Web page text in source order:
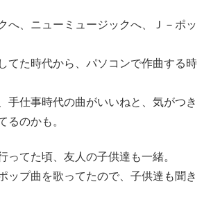
へ、ニューミュージックへ、Ｊ－ポッ
てた時代から、パソコンで作曲する時
手仕事時代の曲がいいねと、気がつき
るのかも。
ってた頃、友人の子供達も一緒。
ップ曲を歌ってたので、子供達も聞き